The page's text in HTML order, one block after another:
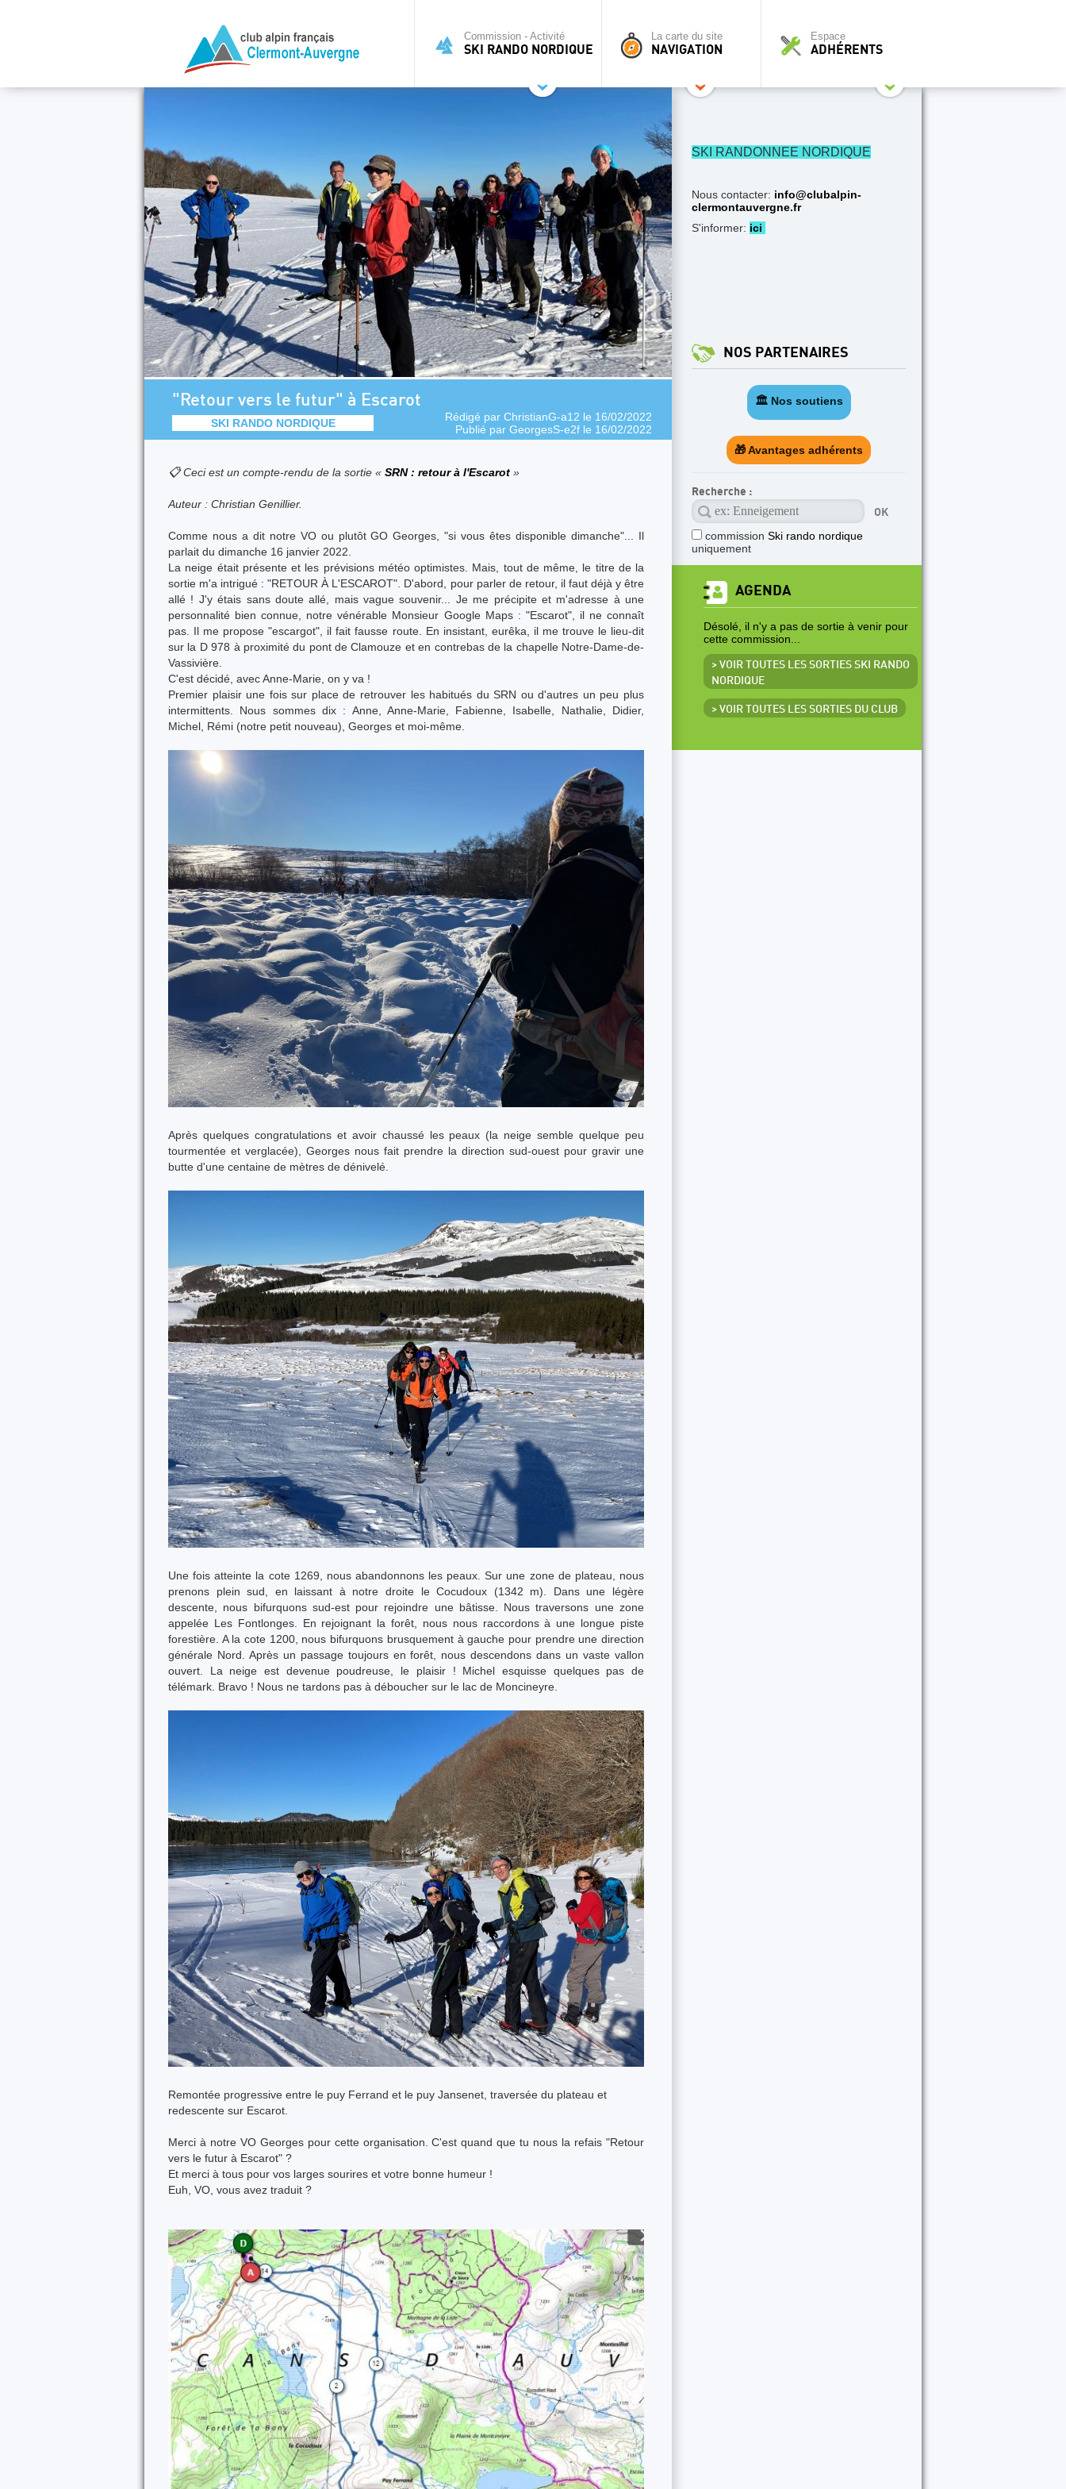
Commission - Activité
SKI RANDO NORDIQUE
La carte du site
NAVIGATION
Espace
ADHÉRENTS
"Retour vers le futur" à Escarot
SKI RANDO NORDIQUE Rédigé par ChristianG-a12 le 16/02/2022
Publié par GeorgesS-e2f le 16/02/2022
📋 Ceci est un compte-rendu de la sortie « SRN : retour à l'Escarot »
Auteur : Christian Genillier.
Comme nous a dit notre VO ou plutôt GO Georges, "si vous êtes disponible dimanche"... Il
parlait du dimanche 16 janvier 2022.
La neige était présente et les prévisions météo optimistes. Mais, tout de même, le titre de la
sortie m'a intrigué : "RETOUR À L'ESCAROT". D'abord, pour parler de retour, il faut déjà y être
allé ! J'y étais sans doute allé, mais vague souvenir... Je me précipite et m'adresse à une
personnalité bien connue, notre vénérable Monsieur Google Maps : "Escarot", il ne connaît
pas. Il me propose "escargot", il fait fausse route. En insistant, eurêka, il me trouve le lieu-dit
sur la D 978 à proximité du pont de Clamouze et en contrebas de la chapelle Notre-Dame-de-
Vassivière.
C'est décidé, avec Anne-Marie, on y va !
Premier plaisir une fois sur place de retrouver les habitués du SRN ou d'autres un peu plus
intermittents. Nous sommes dix : Anne, Anne-Marie, Fabienne, Isabelle, Nathalie, Didier,
Michel, Rémi (notre petit nouveau), Georges et moi-même.
Après quelques congratulations et avoir chaussé les peaux (la neige semble quelque peu
tourmentée et verglacée), Georges nous fait prendre la direction sud-ouest pour gravir une
butte d'une centaine de mètres de dénivelé.
Une fois atteinte la cote 1269, nous abandonnons les peaux. Sur une zone de plateau, nous
prenons plein sud, en laissant à notre droite le Cocudoux (1342 m). Dans une légère
descente, nous bifurquons sud-est pour rejoindre une bâtisse. Nous traversons une zone
appelée Les Fontlonges. En rejoignant la forêt, nous nous raccordons à une longue piste
forestière. A la cote 1200, nous bifurquons brusquement à gauche pour prendre une direction
générale Nord. Après un passage toujours en forêt, nous descendons dans un vaste vallon
ouvert. La neige est devenue poudreuse, le plaisir ! Michel esquisse quelques pas de
télémark. Bravo ! Nous ne tardons pas à déboucher sur le lac de Moncineyre.
Remontée progressive entre le puy Ferrand et le puy Jansenet, traversée du plateau et
redescente sur Escarot.
Merci à notre VO Georges pour cette organisation. C'est quand que tu nous la refais "Retour
vers le futur à Escarot" ?
Et merci à tous pour vos larges sourires et votre bonne humeur !
Euh, VO, vous avez traduit ?
SKI RANDONNEE NORDIQUE
Nous contacter: info@clubalpin-
clermontauvergne.fr
S'informer: ici
NOS PARTENAIRES
🏛️ Nos soutiens
🎁 Avantages adhérents
Recherche :
commission Ski rando nordique
uniquement
AGENDA
Désolé, il n'y a pas de sortie à venir pour
cette commission...
> VOIR TOUTES LES SORTIES SKI RANDO
NORDIQUE
> VOIR TOUTES LES SORTIES DU CLUB